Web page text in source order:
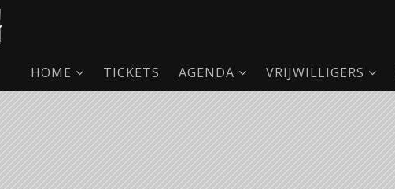
HOME TICKETS AGENDA VRIJWILLIGERS